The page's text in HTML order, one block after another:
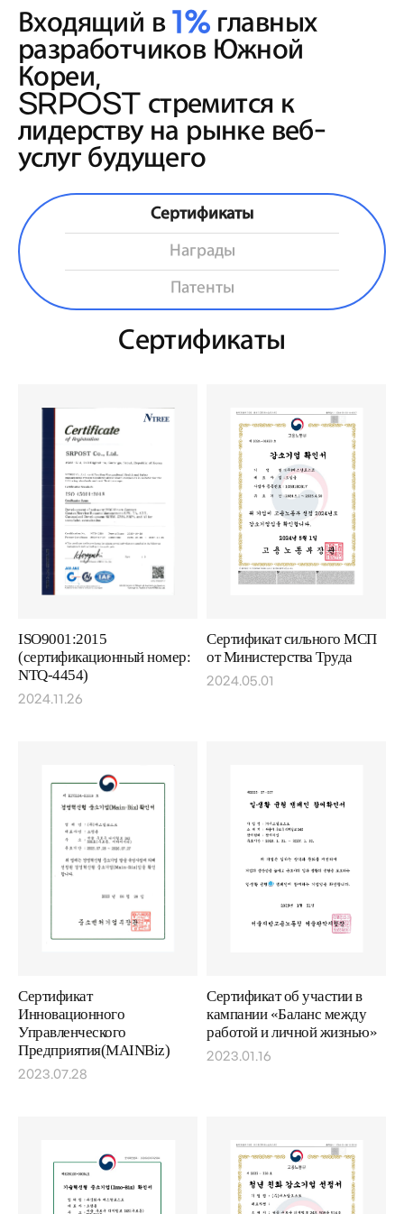
Входящий в 1% главных
разработчиков Южной
Кореи,
SRPOST стремится к
лидерству на рынке веб-
услуг будущего
Сертификаты
Награды
Патенты
Сертификаты
ISO9001:2015
(сертификационный номер:
NTQ-4454)
2024.11.26
Сертификат сильного МСП
от Министерства Труда
2024.05.01
Сертификат
Инновационного
Управленческого
Предприятия(MAINBiz)
2023.07.28
Сертификат об участии в
кампании «Баланс между
работой и личной жизнью»
2023.01.16